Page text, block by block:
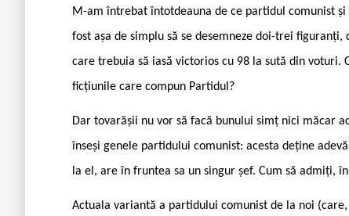
M-am întrebat întotdeauna de ce partidul comunist
fost așa de simplu să se desemneze doi-trei
care trebuia să iasă victorios cu 98 la sută din voturi.
ficțiunile care compun Partidul?
Dar tovarășii nu vor să facă bunului simț nici măcar
înseși genele parti­dului comunist: acesta deține
la el, are în fruntea sa un singur șef. Cum să admiți,
Actuala variantă a partidului comunist de la noi